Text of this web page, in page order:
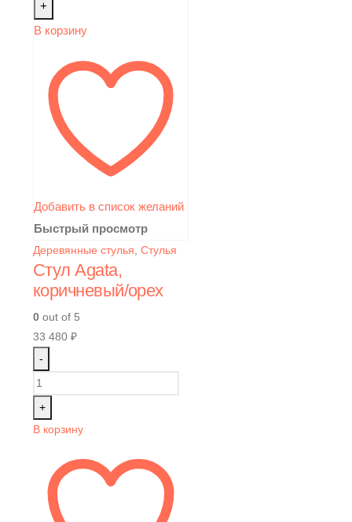
+
В корзину
Добавить в список желаний
Быстрый просмотр
Деревянные стулья Стулья
Стул Agata,
коричневый/орех
0 out of 5
33 480 ₽
-
+
В корзину